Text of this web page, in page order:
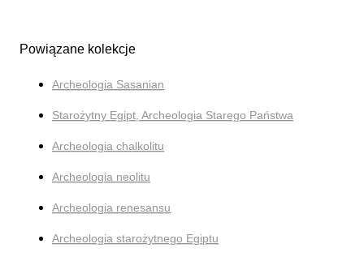
Powiązane kolekcje
Archeologia Sasanian
Starożytny Egipt, Archeologia Starego Państwa
Archeologia chalkolitu
Archeologia neolitu
Archeologia renesansu
Archeologia starożytnego Egiptu